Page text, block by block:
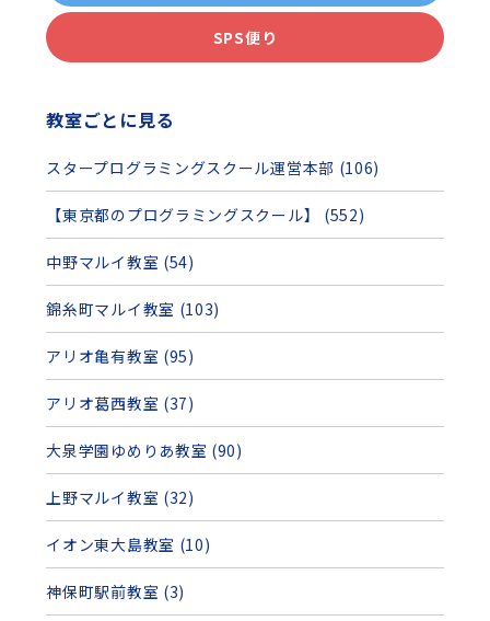
SPS便り
教室ごとに見る
スタープログラミングスクール運営本部 (106)
【東京都のプログラミングスクール】 (552)
中野マルイ教室 (54)
錦糸町マルイ教室 (103)
アリオ亀有教室 (95)
アリオ葛西教室 (37)
大泉学園ゆめりあ教室 (90)
上野マルイ教室 (32)
イオン東大島教室 (10)
神保町駅前教室 (3)